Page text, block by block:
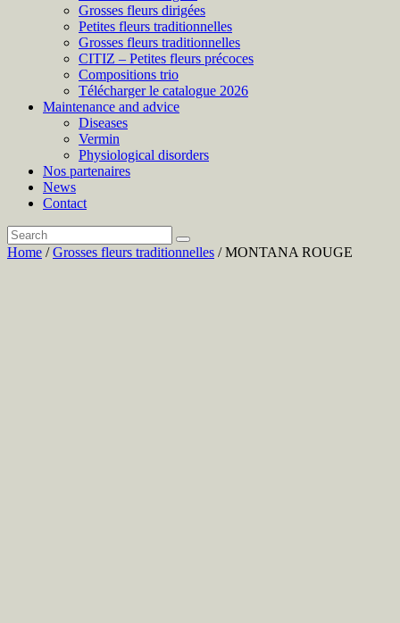
Grosses fleurs dirigées
Petites fleurs traditionnelles
Grosses fleurs traditionnelles
CITIZ – Petites fleurs précoces
Compositions trio
Télécharger le catalogue 2026
Maintenance and advice
Diseases
Vermin
Physiological disorders
Nos partenaires
News
Contact
Home /Grosses fleurs traditionnelles / MONTANA ROUGE